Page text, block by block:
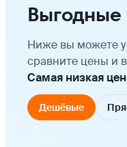
Выгодные
Ниже вы можете
сравните цены и
Самая низкая
Дешёвые